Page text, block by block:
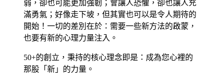
弱，卻也可能更加強韌；會讓人恐懼，卻也讓人充
滿勇氣；好像走下坡，但其實也可以是令人期待的
開始！一切的差別在於：需要一些新方法的啟蒙，
也要有新的心理力量注入。
50+的創立，秉持的核心理念即是：成為您心裡的
那股「新」的力量。